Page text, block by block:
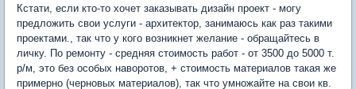
Кстати, если кто-то хочет заказывать дизайн проект - могу
предложить свои услуги - архитектор, занимаюсь как раз такими
проектами., так что у кого возникнет желание - обращайтесь в
личку. По ремонту - средняя стоимость работ - от 3500 до 5000 т.
р/м, это без особых наворотов, + стоимость материалов такая же
примерно (черновых материалов), так что умножайте на свои кв.